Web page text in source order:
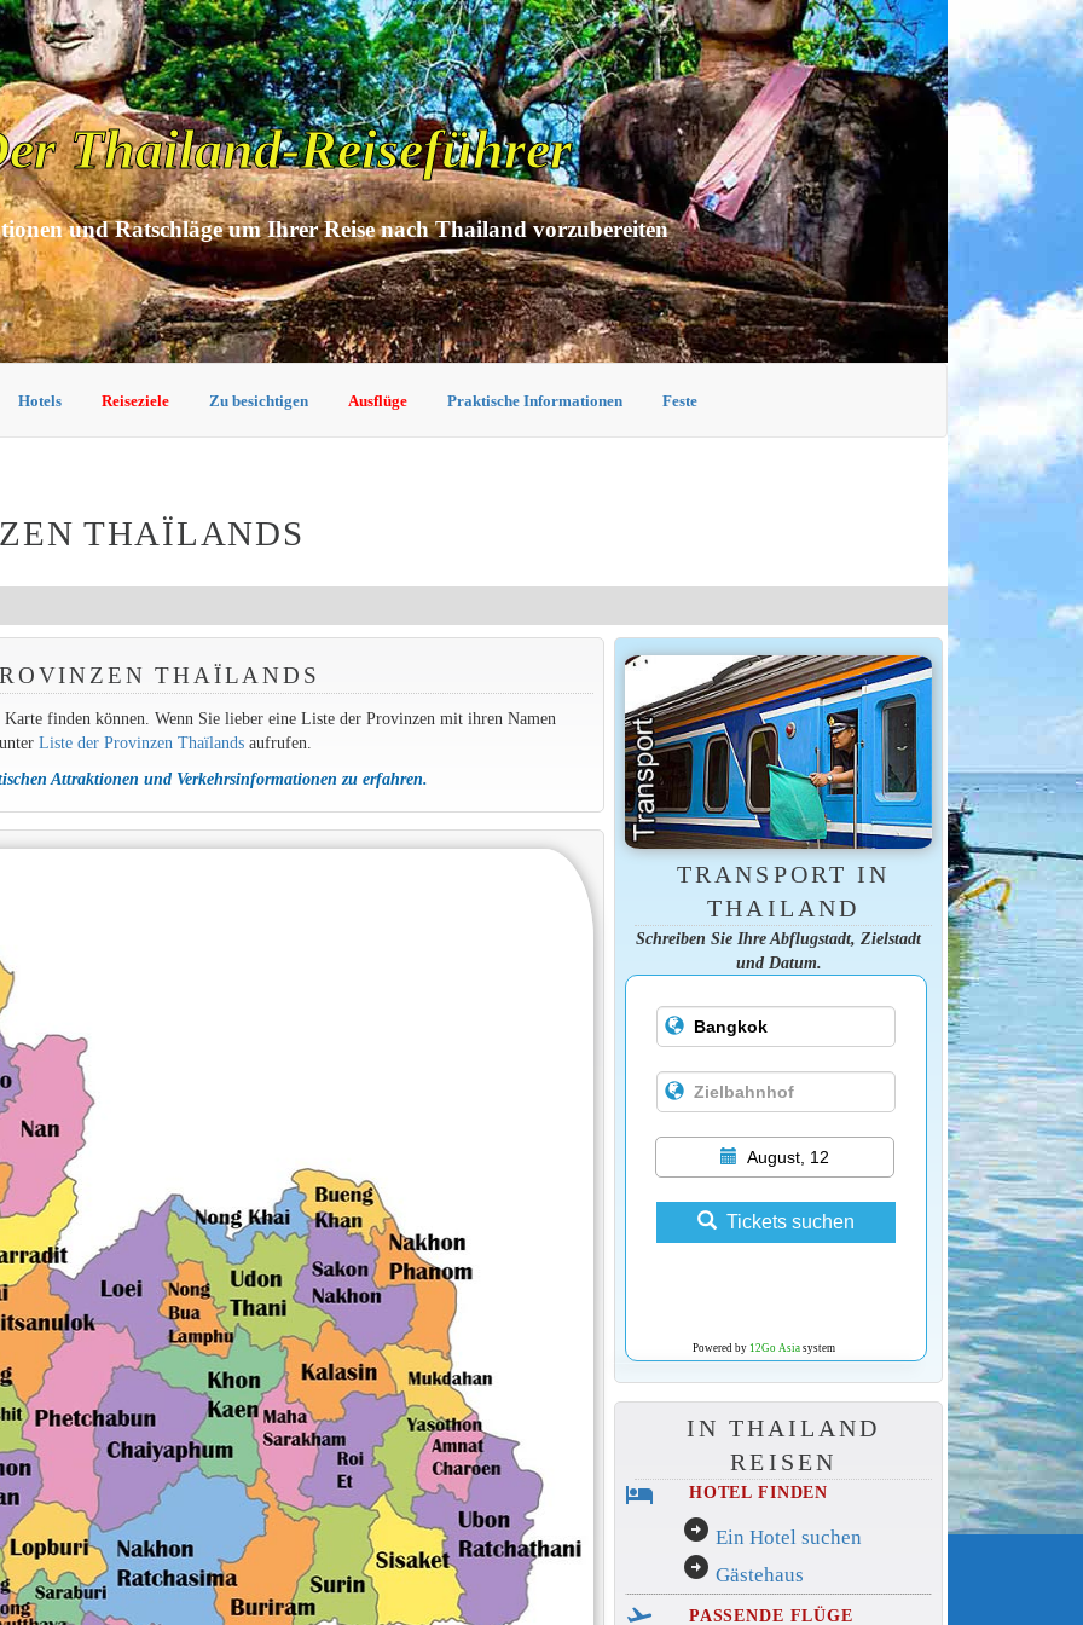
Thailand-Reiseführer
und Ratschläge um Ihrer Reise nach Thailand vorzubereiten
Hotels Reiseziele Zu besichtigen Ausflüge Praktische Informationen Feste
THAÏLANDS
THAÏLANDS
finden können. Wenn Sie lieber eine Liste der Provinzen mit ihren Namen
Liste der Provinzen Thaïlandsaufrufen.
Attraktionen und Verkehrsinformationen zu erfahren.
TRANSPORT IN
THAILAND
Schreiben Sie Ihre Abflugstadt, Zielstadt
und Datum.
August, 12
Tickets suchen
Powered by 12Go Asiasystem
IN THAILAND
REISEN
hotel HOTEL FINDEN
arrow_circle_right Ein Hotel suchen
arrow_circle_right Gästehaus
flight_takeoff
PASSENDE FLÜGE